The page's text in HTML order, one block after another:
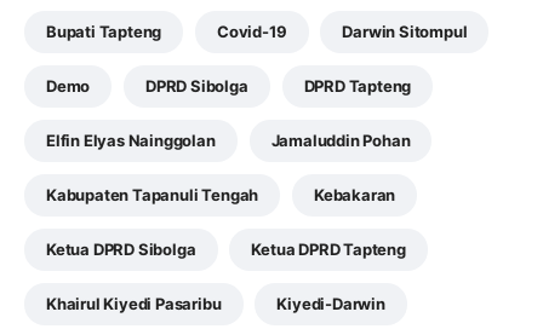
Bupati Tapteng Covid-19 Darwin Sitompul
Demo DPRD Sibolga DPRD Tapteng
Elfin Elyas Nainggolan Jamaluddin Pohan
Kabupaten Tapanuli Tengah Kebakaran
Ketua DPRD Sibolga Ketua DPRD Tapteng
Khairul Kiyedi Pasaribu Kiyedi-Darwin